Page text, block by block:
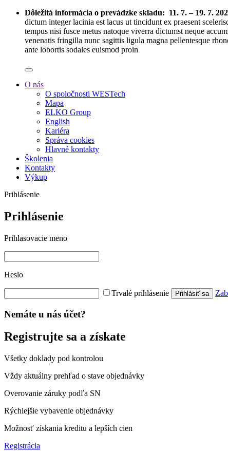
Dôležitá informácia o prevádzke skladu: 11. 7. – 19. 7.
dictum integer lacinia est lacus ut tincidunt ex praesent
tempus nisi fusce metus natoque viverra dictumst neque
venenatis fringilla nunc sagittis ligula magna pellentesque
ante lobortis sodales euismod proin
O nás
O spoločnosti WESTech
Mapa
ELKO Group
English
Kariéra
Správa cookies
Hlavné kontakty
Školenia
Kontakty
Výkup
Prihlásenie
Prihlásenie
Prihlasovacie meno
Heslo
Trvalé prihlásenie Prihlásiť sa
Nemáte u nás účet?
Registrujte sa a získate
Všetky doklady pod kontrolou
Vždy aktuálny prehľad o stave objednávky
Overovanie záruky podľa SN
Rýchlejšie vybavenie objednávky
Možnosť získania kreditu a lepších cien
Registrácia